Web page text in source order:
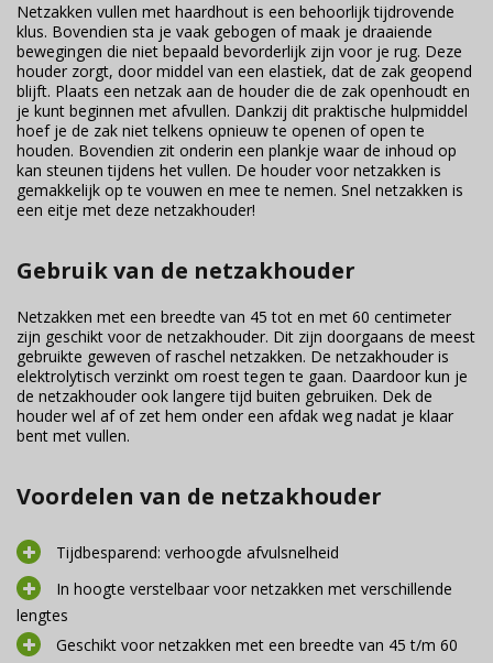
Netzakken vullen met haardhout is een behoorlijk tijdrovende
klus. Bovendien sta je vaak gebogen of maak je draaiende
bewegingen die niet bepaald bevorderlijk zijn voor je rug. Deze
houder zorgt, door middel van een elastiek, dat de zak geopend
blijft. Plaats een netzak aan de houder die de zak openhoudt en
je kunt beginnen met afvullen. Dankzij dit praktische hulpmiddel
hoef je de zak niet telkens opnieuw te openen of open te
houden. Bovendien zit onderin een plankje waar de inhoud op
kan steunen tijdens het vullen. De houder voor netzakken is
gemakkelijk op te vouwen en mee te nemen. Snel netzakken is
een eitje met deze netzakhouder!
Gebruik van de netzakhouder
Netzakken met een breedte van 45 tot en met 60 centimeter
zijn geschikt voor de netzakhouder. Dit zijn doorgaans de meest
gebruikte geweven of raschel netzakken. De netzakhouder is
elektrolytisch verzinkt om roest tegen te gaan. Daardoor kun je
de netzakhouder ook langere tijd buiten gebruiken. Dek de
houder wel af of zet hem onder een afdak weg nadat je klaar
bent met vullen.
Voordelen van de netzakhouder
Tijdbesparend: verhoogde afvulsnelheid
In hoogte verstelbaar voor netzakken met verschillende
lengtes
Geschikt voor netzakken met een breedte van 45 t/m 60